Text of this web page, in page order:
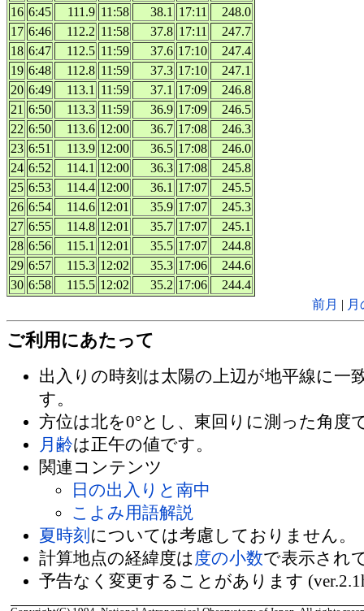
16 6:45 111.9 11:58 38.1 17:11
248.0
17 6:46 112.2 11:58 37.8 17:11
247.7
18 6:47 112.5 11:59 37.6 17:10
247.4
19 6:48 112.8 11:59 37.3 17:10
247.1
20 6:49 113.1 11:59 37.1 17:09
246.8
21 6:50 113.3 11:59 36.9 17:09
246.5
22 6:50 113.6 12:00 36.7 17:08
246.3
23 6:51 113.9 12:00 36.5 17:08
246.0
24 6:52 114.1 12:00 36.3 17:08
245.8
25 6:53 114.4 12:00 36.1 17:07
245.5
26 6:54 114.6 12:01 35.9 17:07
245.3
27 6:55 114.8 12:01 35.7 17:07
245.1
28 6:56 115.1 12:01 35.5 17:07
244.8
29 6:57 115.3 12:02 35.3 17:06
244.6
30 6:58 115.5 12:02 35.2 17:06
244.4
前月 |
ご利用にあたって
出入りの時刻は太陽の上辺が地平線に一
す。
方位は北を0°とし、東回りに測った角度
月齢は正午の値です。
関連コンテンツ
日の出入りと南中
こよみ用語解説
夏時刻 については考慮しておりません。
計算地点の経緯度は 度の小数で表示され
予告なく変更することがあります